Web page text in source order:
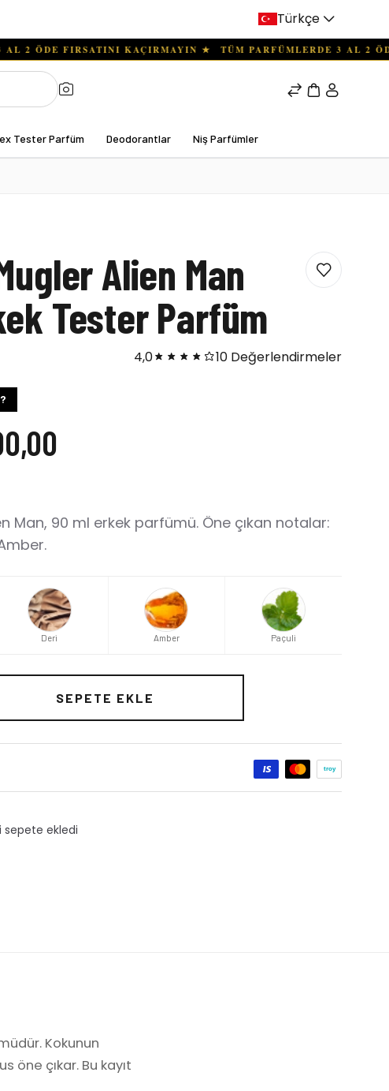
Türkçe
Tester Parfüm Deodorantlar Niş Parfümler
Alien Man
Tester Parfüm
4,0 10 Değerlendirmeler
Man, 90 ml erkek parfümü. Öne çıkan notalar:
Deri Amber Paçuli
SEPETE EKLE
Kokunun
öne çıkar. Bu kayıt